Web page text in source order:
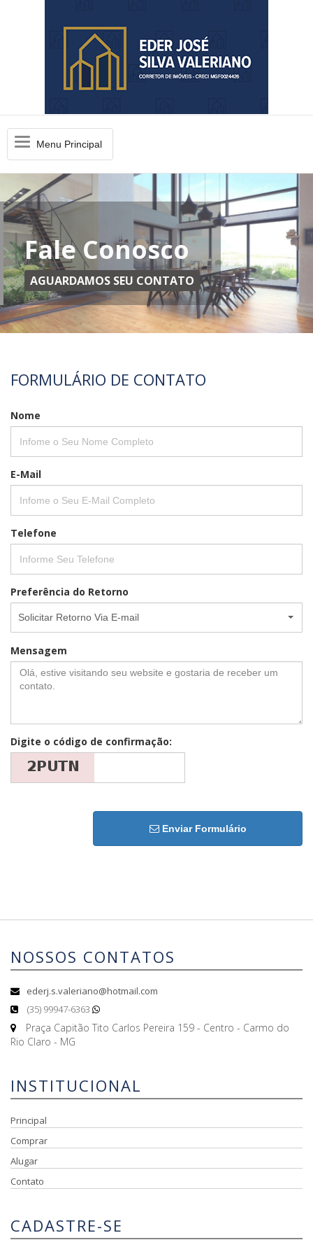
MenuMenu Principal
Fale Conosco
AGUARDAMOS SEU CONTATO
FORMULÁRIO DE CONTATO
Nome
E-Mail
Telefone
Preferência do Retorno
Solicitar Retorno Via E-mail
Mensagem
Digite o código de confirmação:
Enviar Formulário
NOSSOS CONTATOS
ederj.s.valeriano@hotmail.com
(35) 99947-6363
Praça Capitão Tito Carlos Pereira 159 - Centro - Carmo do
Rio Claro - MG
INSTITUCIONAL
Principal
Comprar
Alugar
Contato
CADASTRE-SE